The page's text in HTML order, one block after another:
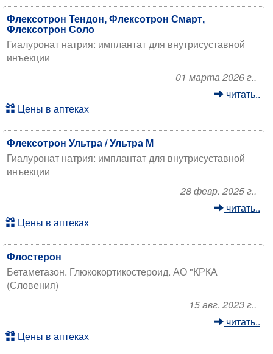
Флексотрон Тендон, Флексотрон Смарт,
Флексотрон Соло
Гиалуронат натрия: имплантат для внутрисуставной
инъекции
01 марта 2026 г..
читать..
Цены в аптеках
Флексотрон Ультра / Ультра М
Гиалуронат натрия: имплантат для внутрисуставной
инъекции
28 февр. 2025 г..
читать..
Цены в аптеках
Флостерон
Бетаметазон. Глюкокортикостероид. АО "КРКА
(Словения)
15 авг. 2023 г..
читать..
Цены в аптеках